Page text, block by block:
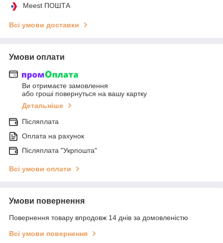
Meest ПОШТА
Всі умови доставки
Умови оплати
Ви отримаєте замовлення
або гроші повернуться на вашу картку
Детальніше
Післяплата
Оплата на рахунок
Післяплата "Укрпошта"
Всі умови оплати
Умови повернення
Повернення товару впродовж 14 днів за домовленістю
Всі умови повернення